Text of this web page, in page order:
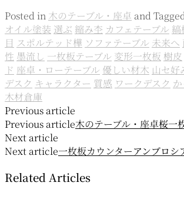
Posted in 木のテーブル・座卓 and
オイル塗装 選ぶ 縮み杢 カフェテーブル 縞
目 スポルテッド樺 ソファテーブル 未来へ
性 墨流し 一枚板テーブル 変形一枚板 樹皮
ド 座卓・ローテーブル 優しい材木 山セ好
デスク キャラクター 質感 ワークデスク
木材倉庫
投
稿
ナ
ビ
Previous article
Previous article木のテーブル・座卓桜一
Next article
Next article一枚板カウンターアンブロシ
Related Articles